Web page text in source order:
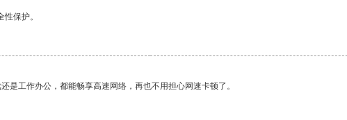
保护。
是工作办公，都能畅享高速网络，再也不用担心网速卡顿了。